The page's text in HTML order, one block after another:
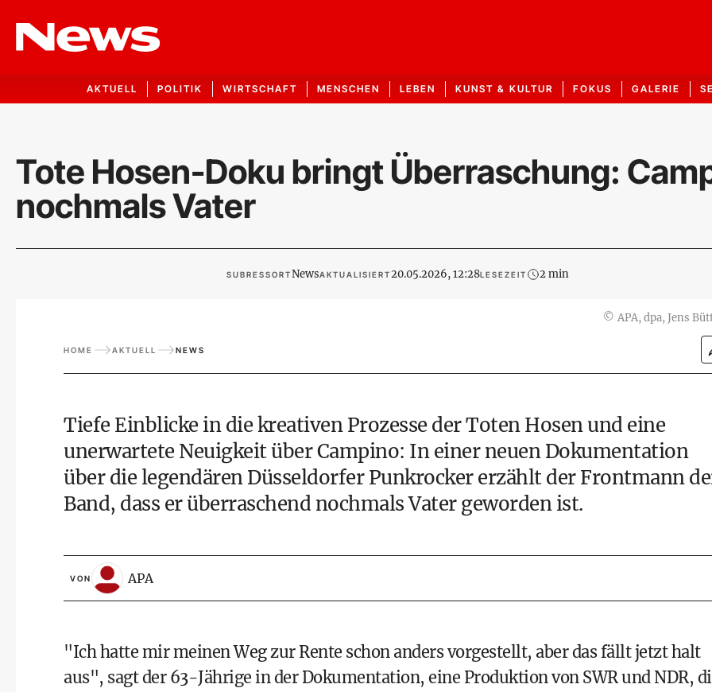
AKTUELL POLITIK WIRTSCHAFT MENSCHEN LEBEN KUNST & KULTUR FOKUS GALERIE
Tote Hosen-Doku bringt Überraschung:
nochmals Vater
SUBRESSORTNewsAKTUALISIERT20.05.2026, 12:28LESEZEIT 2 min
© APA, dpa, Jens
HOME AKTUELL NEWS
Tiefe Einblicke in die kreativen Prozesse der Toten Hosen und eine
unerwartete Neuigkeit über Campino: In einer neuen Dokumentation
über die legendären Düsseldorfer Punkrocker erzählt der Frontmann
Band, dass er überraschend nochmals Vater geworden ist.
VON APA
"Ich hatte mir meinen Weg zur Rente schon anders vorgestellt, aber das fällt jetzt halt
aus", sagt der 63-Jährige in der Dokumentation, eine Produktion von SWR und NDR,